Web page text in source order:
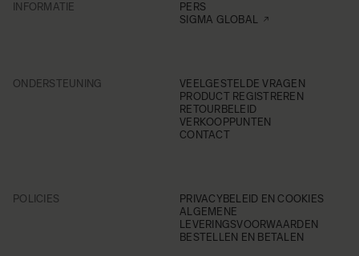
INFORMATIE
PERS
SIGMA GLOBAL
ONDERSTEUNING
VEELGESTELDE VRAGEN
PRODUCT REGISTREREN
RETOURBELEID
VERKOOPPUNTEN
CONTACT
POLICIES
PRIVACYBELEID EN COOKIES
ALGEMENE
LEVERINGSVOORWAARDEN
BESTELLEN EN BETALEN